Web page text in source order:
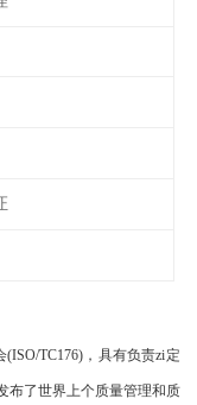
TC176)，具有负责zi定
布了世界上个质量管理和质